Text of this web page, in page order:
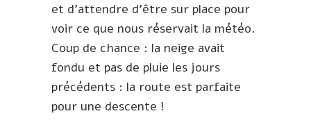
et d’attendre d’être sur place pour
voir ce que nous réservait la météo.
Coup de chance : la neige avait
fondu et pas de pluie les jours
précédents : la route est parfaite
pour une descente !